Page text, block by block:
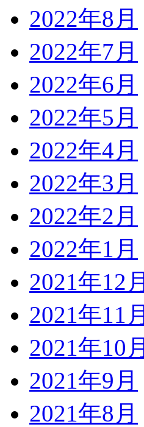
2022年8月
2022年7月
2022年6月
2022年5月
2022年4月
2022年3月
2022年2月
2022年1月
2021年12月
2021年11月
2021年10月
2021年9月
2021年8月